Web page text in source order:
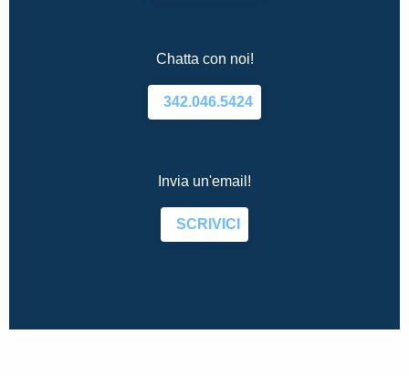
Chatta con noi!
342.046.5424
Invia un'email!
SCRIVICI